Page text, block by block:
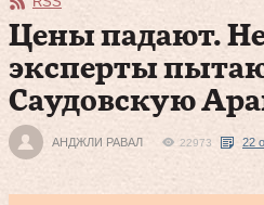
Цены падают.
эксперты
Саудовскую
АНДЖЛИ РАВАЛ 22973 22